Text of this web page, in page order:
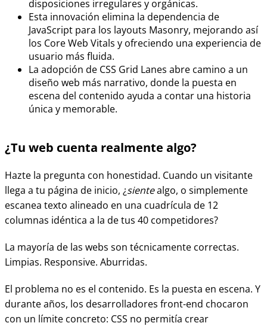
disposiciones irregulares y orgánicas.
Esta innovación elimina la dependencia de
JavaScript para los layouts Masonry, mejorando así
los Core Web Vitals y ofreciendo una experiencia de
usuario más fluida.
La adopción de CSS Grid Lanes abre camino a un
diseño web más narrativo, donde la puesta en
escena del contenido ayuda a contar una historia
única y memorable.
¿Tu web cuenta realmente algo?
Hazte la pregunta con honestidad. Cuando un visitante
llega a tu página de inicio, ¿sientealgo, o simplemente
escanea texto alineado en una cuadrícula de 12
columnas idéntica a la de tus 40 competidores?
La mayoría de las webs son técnicamente correctas.
Limpias. Responsive. Aburridas.
El problema no es el contenido. Es la puesta en escena. Y
durante años, los desarrolladores front-end chocaron
con un límite concreto: CSS no permitía crear